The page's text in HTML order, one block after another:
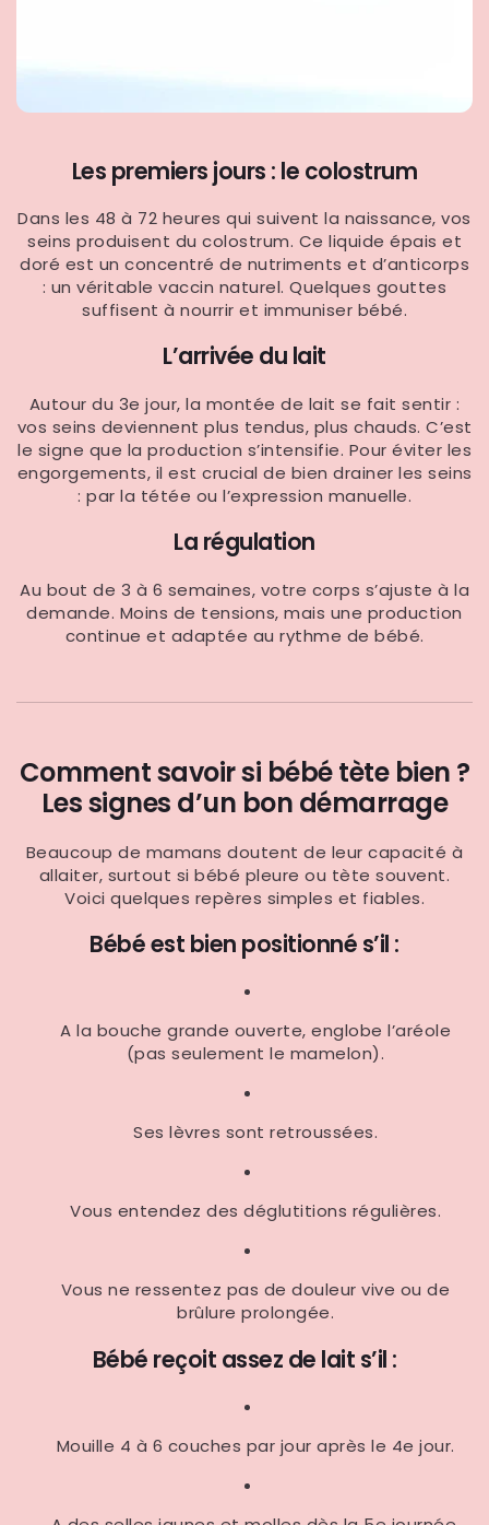
Les premiers jours : le colostrum
Dans les 48 à 72 heures qui suivent la naissance, vos
seins produisent du colostrum. Ce liquide épais et
doré est un concentré de nutriments et d’anticorps
: un véritable vaccin naturel. Quelques gouttes
suffisent à nourrir et immuniser bébé.
L’arrivée du lait
Autour du 3e jour, la montée de lait se fait sentir :
vos seins deviennent plus tendus, plus chauds. C’est
le signe que la production s’intensifie. Pour éviter les
engorgements, il est crucial de bien drainer les seins
: par la tétée ou l’expression manuelle.
La régulation
Au bout de 3 à 6 semaines, votre corps s’ajuste à la
demande. Moins de tensions, mais une production
continue et adaptée au rythme de bébé.
Comment savoir si bébé tète bien ?
Les signes d’un bon démarrage
Beaucoup de mamans doutent de leur capacité à
allaiter, surtout si bébé pleure ou tète souvent.
Voici quelques repères simples et fiables.
Bébé est bien positionné s’il :
A la bouche grande ouverte, englobe l’aréole
(pas seulement le mamelon).
Ses lèvres sont retroussées.
Vous entendez des déglutitions régulières.
Vous ne ressentez pas de douleur vive ou de
brûlure prolongée.
Bébé reçoit assez de lait s’il :
Mouille 4 à 6 couches par jour après le 4e jour.